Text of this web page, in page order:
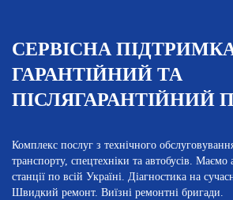
СЕРВІСНА
ГАРАНТІЙНИЙ ТА
ПІСЛЯГАРАНТІЙНИЙ
Комплекс послуг з технічного
транспорту, спецтехніки та автобусів. Маємо
станції по всій Україні. Діагностика на
Швидкий ремонт. Виїзні ремонтні бригади.